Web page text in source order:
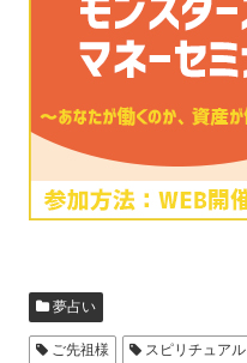
夢占い
ご先祖様 スピリチュアル